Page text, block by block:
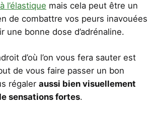
l’élastique mais cela peut être un
de combattre vos peurs inavouées
une bonne dose d’adrénaline.
d’où l’on vous fera sauter est
de vous faire passer un bon
régaler aussi bien visuellement
sensations fortes.